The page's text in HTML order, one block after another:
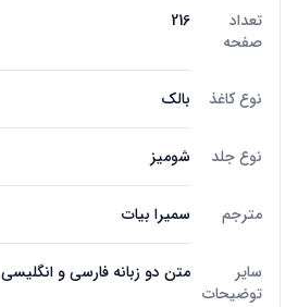
تعداد
صفحه
216
نوع کاغذ بالک
نوع جلد شومیز
مترجم سمیرا بیات
سایر
توضیحات
متن دو زبانه فارسی و انگلیسی